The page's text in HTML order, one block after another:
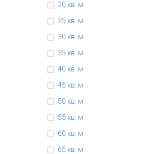
20 кв. м
25 кв. м
30 кв. м
35 кв. м
40 кв. м
45 кв. м
50 кв. м
55 кв. м
60 кв. м
65 кв. м